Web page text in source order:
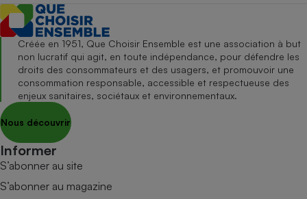
Créée en 1951, Que Choisir Ensemble est une association à but
non lucratif qui agit, en toute indépendance, pour défendre les
droits des consommateurs et des usagers, et promouvoir une
consommation responsable, accessible et respectueuse des
enjeux sanitaires, sociétaux et environnementaux.
Nous découvrir
Informer
S’abonner au site
S’abonner au magazine